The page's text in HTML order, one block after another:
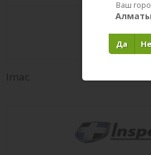
Imac
Ваш
Алматы
Да